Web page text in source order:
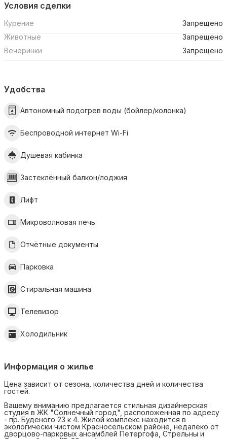
Условия сделки
Курение
Запрещено
Животные
Запрещено
Вечеринки
Запрещено
Удобства
Автономный подогрев воды (бойлер/колонка)
Беспроводной интернет Wi-Fi
Душевая кабинка
Застеклённый балкон/лоджия
Лифт
Микроволновая печь
Отчётные документы
Парковка
Стиральная машина
Телевизор
Холодильник
Информация о жилье
Цена зависит от сезона, количества дней и количества
гостей.
Вашему вниманию предлагается стильная дизайнерская
студия в ЖК "Солнечный город", расположенная по адресу
- пр. Буденого 23 к 4. Жилой комплекс находится в
экологически чистом Красносельском районе, недалеко от
дворцово-парковых ансамблей Петергофа, Стрельны и